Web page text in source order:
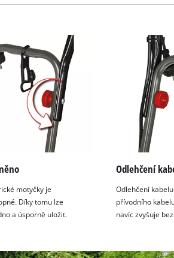
motyčky je
Díky tomu lze
a úsporně uložit.
Odlehčení
Odlehčení
přívodního
navíc zvyšuje